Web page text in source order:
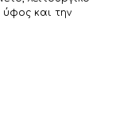
και την